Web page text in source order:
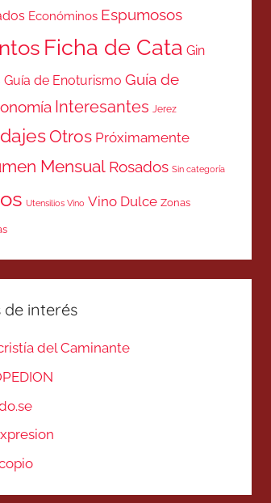
Económinos Espumosos
Ficha de Cata Gin
Guía de Enoturismo Guía de
Interesantes Jerez
Otros Próximamente
Mensual Rosados Sin categoría
Utensilios Vino Vino Dulce Zonas
de interés
del Caminante